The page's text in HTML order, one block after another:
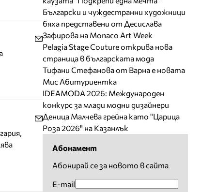
Български и чуждестранни художници
бяха представени от Десислава
Зафирова на Monaco Art Week
Pelagia Stage Couture открива нова
страница в българската мода
Тифани Стефанова от Варна е новата
Мис Абитуриентка
IDEAMODA 2026: Международен
конкурс за млади модни дизайнери
Деница Малчева грейна като "Царица
Роза 2026" на Казанлък
Абонамент
Абонирай се за новото в сайта
E-mail